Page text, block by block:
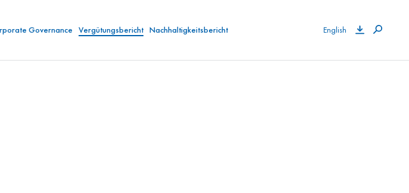
Governance Vergütungsbericht Nachhaltigkeitsbericht English